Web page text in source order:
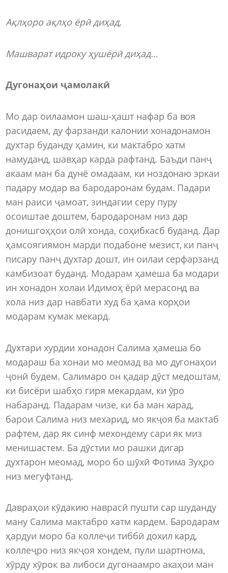
Ақлҳоро ақлҳо ёрӣ диҳад,
Машварат идроку ҳушёрӣ диҳад…
Дугонаҳои ҷамолакӣ
Мо дар оилаамон шаш-ҳашт нафар ба воя
расидаем, ду фарзанди калонии хонадонамон
духтар буданду ҳамин, ки мактабро хатм
намуданд, шавҳар карда рафтанд. Баъди панҷ
акаам ман ба дунё омадаам, ки ноздонаю эркаи
падару модар ва бародаронам будам. Падари
ман раиси ҷамоат, зиндагии серу пуру
осоиштае доштем, бародаронам низ дар
донишгоҳҳои олӣ хонда, соҳибкасб буданд. Дар
ҳамсоягиямон марди подабоне мезист, ки панҷ
писару панҷ духтар дошт, ин оилаи серфарзанд
камбизоат буданд. Модарам ҳамеша ба модари
ин хонадон холаи Идимоҳ ёрӣ мерасонд ва
хола низ дар навбати худ ба ҳама корҳои
модарам кумак мекард.
Духтари хурдии хонадон Салима ҳамеша бо
модараш ба хонаи мо меомад ва мо дугонаҳои
ҷонӣ будем. Салимаро он қадар дӯст медоштам,
ки бисёри шабҳо гиря мекардам, ки ӯро
набаранд. Падарам чизе, ки ба ман харад,
барои Салима низ мехарид, мо якҷоя ба мактаб
рафтем, дар як синф мехондему сари як миз
менишастем. Ба дӯстии мо рашки дигар
духтарон меомад, моро бо шӯхӣ Фотима Зуҳро
низ мегуфтанд.
Давраҳои кӯдакию наврасӣ пушти сар шуданду
ману Салима мактабро хатм кардем. Бародарам
ҳардуи моро ба коллеҷи тиббӣ дохил кард,
коллеҷро низ якҷоя хондем, пули шартнома,
хӯрду хӯрок ва либоси дугонаамро акаҳои ман